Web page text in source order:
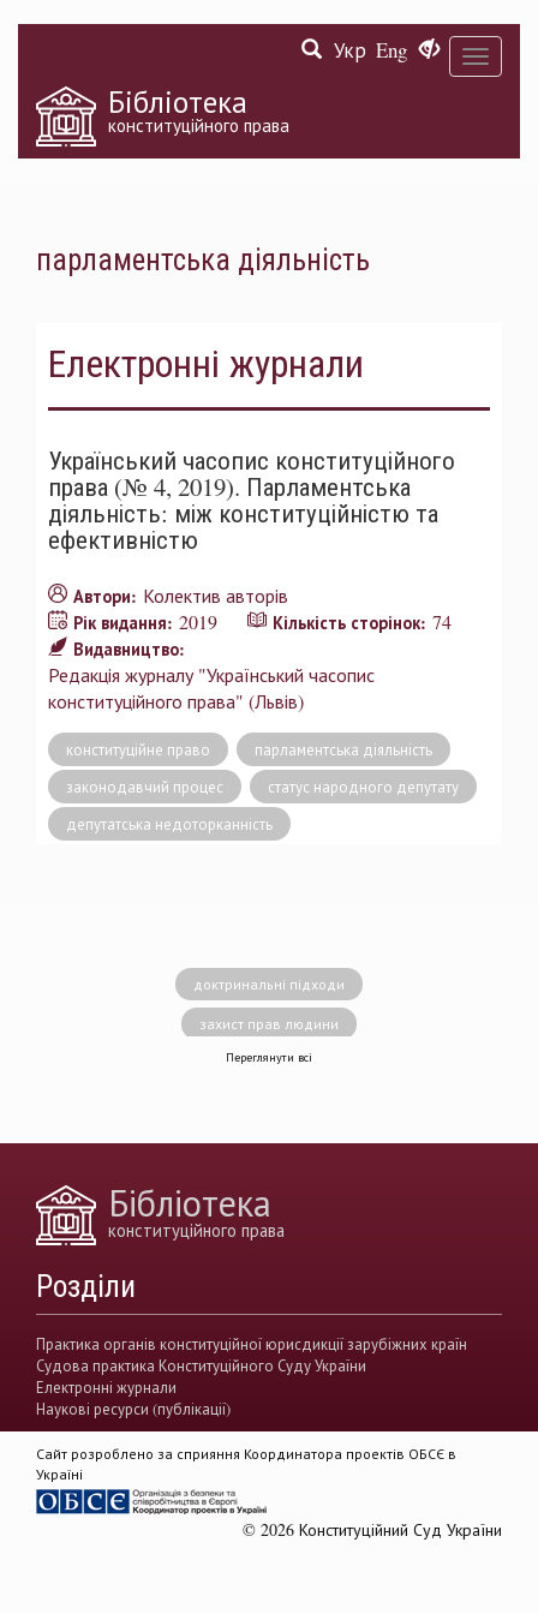
Toggle
Укр Eng
Бібліотека
конституційного права
парламентська діяльність
Електронні журнали
Український часопис конституційного
права (№ 4, 2019). Парламентська
діяльність: між конституційністю та
ефективністю
Автори: Колектив авторів
Рік видання: 2019 Кількість сторінок: 74
Видавництво:
Редакція журналу "Український часопис
конституційного права" (Львів)
конституційне право
парламентська діяльність
законодавчий процес
статус народного депутату
депутатська недоторканність
доктринальні підходи
захист прав людини
децентралізація влади
генофонд держава
конситуційне право
Вища кваліфікаційна комісії суддів
Вищий антикорупційний суд України
верховенство права
гендерна рівність звуження прав
демократія
доктрина публічного права
Переглянути всі
Бібліотека
конституційного права
Розділи
Практика органів конституційної юрисдикції зарубіжних країн
Судова практика Конституційного Суду України
Електронні журнали
Наукові ресурси (публікації)
Сайт розроблено за сприяння Координатора проектів ОБСЄ в
Україні
© 2026 Конституційний Суд України